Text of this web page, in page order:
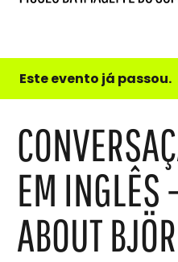
e
do
Este evento já passou.
EM INGLÊS
ABOUT